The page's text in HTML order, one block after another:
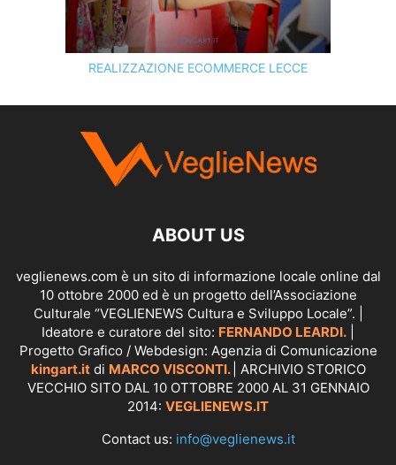
REALIZZAZIONE ECOMMERCE LECCE
SCOPRI I SERVIZI DIKINGART.IT
ABOUT US
veglienews.com è un sito di informazione locale online dal
10 ottobre 2000 ed è un progetto dell’Associazione
Culturale “VEGLIENEWS Cultura e Sviluppo Locale”. |
Ideatore e curatore del sito: FERNANDO LEARDI.
Progetto Grafico / Webdesign: Agenzia di Comunicazione
kingart.itdi MARCO VISCONTI. | ARCHIVIO STORICO
VECCHIO SITO DAL 10 OTTOBRE 2000 AL 31 GENNAIO
2014: VEGLIENEWS.IT
Contact us: info@veglienews.it